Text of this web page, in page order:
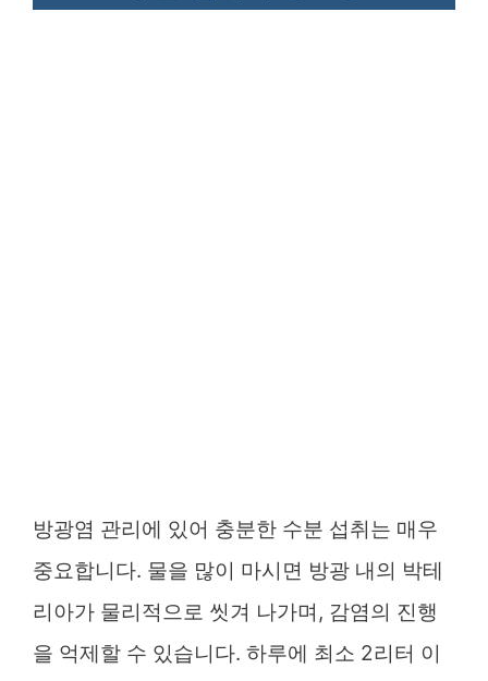
방광염 관리에 있어 충분한 수분 섭취는 매우
중요합니다. 물을 많이 마시면 방광 내의 박테
리아가 물리적으로 씻겨 나가며, 감염의 진행
을 억제할 수 있습니다. 하루에 최소 2리터 이